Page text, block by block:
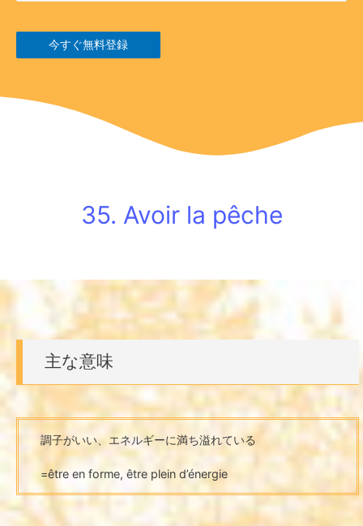
今すぐ無料登録
35. Avoir la pêche
主な意味
調子がいい、エネルギーに満ち溢れている
=être en forme, être plein d’énergie